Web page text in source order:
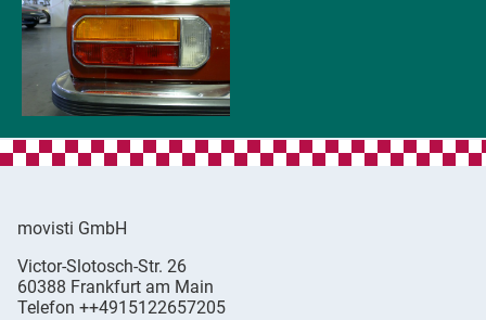
movisti GmbH
classic
automobiles
Victor-Slotosch-Str. 26
60388 Frankfurt am Main
Germany
Telefon ++4915122657205